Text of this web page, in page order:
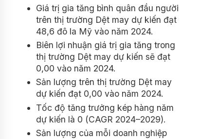
Giá trị gia tăng bình quân đầu người
trên thị trường Dệt may dự kiến ​​đạt
48,6 đô la Mỹ vào năm 2024.
Biên lợi nhuận giá trị gia tăng trong
thị trường Dệt may dự kiến ​​sẽ đạt
0,00 vào năm 2024.
Sản lượng trên thị trường Dệt may
dự kiến ​​đạt 0,00 vào năm 2024.
Tốc độ tăng trưởng kép hàng năm
dự kiến ​​là 0 (CAGR 2024–2029).
Sản lượng của mỗi doanh nghiệp